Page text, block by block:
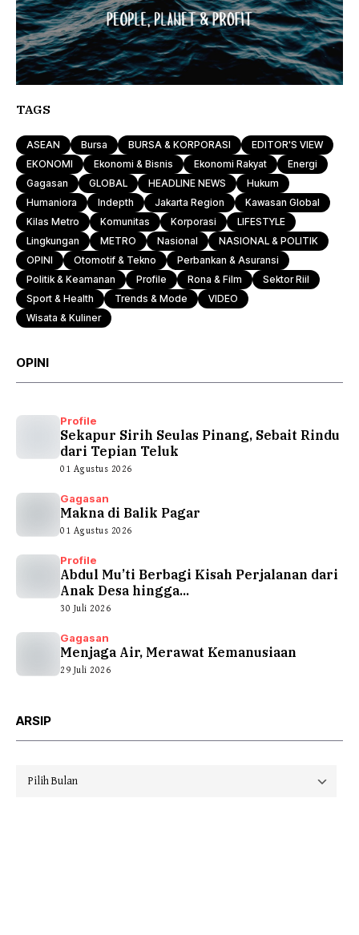
TAGS
ASEAN Bursa BURSA & KORPORASI
EDITOR'S VIEW
EKONOMI
Ekonomi & Bisnis Ekonomi Rakyat
Energi
Gagasan
GLOBAL HEADLINE NEWS
Hukum
Humaniora
Indepth Jakarta Region
Kawasan Global
Kilas Metro
Komunitas Korporasi
LIFESTYLE
Lingkungan
METRO Nasional
NASIONAL & POLITIK
OPINI
Otomotif & Tekno
Perbankan & Asuransi
Politik & Keamanan
Profile Rona & Film
Sektor Riil
Sport & Health
Trends & Mode
VIDEO
Wisata & Kuliner
OPINI
Profile
Sekapur Sirih Seulas Pinang, Sebait Rindu
dari Tepian Teluk
01 Agustus 2026
Gagasan
Makna di Balik Pagar
01 Agustus 2026
Profile
Abdul Mu’ti Berbagi Kisah Perjalanan dari
Anak Desa hingga...
30 Juli 2026
Gagasan
Menjaga Air, Merawat Kemanusiaan
29 Juli 2026
ARSIP
Arsip